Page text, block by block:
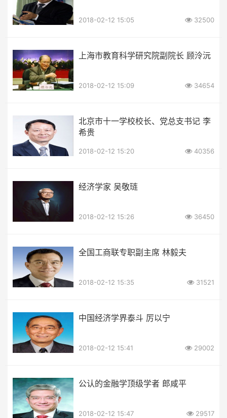
2018-02-12 15:05 32500
上海市教育科学研究院副院长 顾泠沅
2018-02-12 15:09 34654
北京市十一学校校长、党总支书记 李
希贵
2018-02-12 15:20 40356
经济学家 吴敬琏
2018-02-12 15:26 36450
全国工商联专职副主席 林毅夫
2018-02-12 15:35 31521
中国经济学界泰斗 厉以宁
2018-02-12 15:41 29002
公认的金融学顶级学者 郎咸平
2018-02-12 15:47 29517